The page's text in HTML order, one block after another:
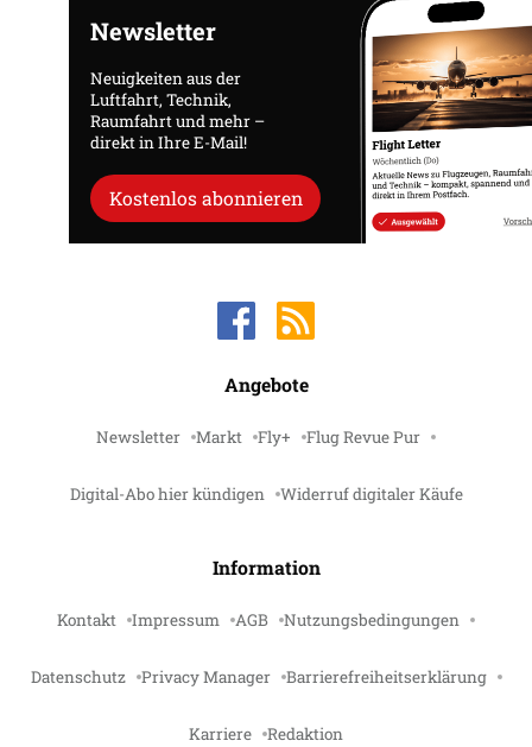
Newsletter
Neuigkeiten aus der
Luftfahrt, Technik,
Raumfahrt und mehr –
direkt in Ihre E-Mail!
Kostenlos abonnieren
Angebote
Newsletter Markt Fly+ Flug Revue Pur
Digital-Abo hier kündigen Widerruf digitaler Käufe
Information
Kontakt Impressum AGB Nutzungsbedingungen
Datenschutz Privacy Manager Barrierefreiheitserklärung
Karriere Redaktion